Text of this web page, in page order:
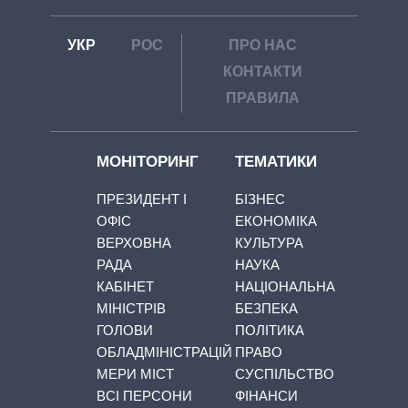
УКР РОС
ПРО НАС
КОНТАКТИ
ПРАВИЛА
МОНІТОРИНГ
ПРЕЗИДЕНТ І
ОФІС
ВЕРХОВНА
РАДА
КАБІНЕТ
МІНІСТРІВ
ГОЛОВИ
ОБЛАДМІНІСТРАЦІЙ
МЕРИ МІСТ
ВСІ ПЕРСОНИ
ТЕМАТИКИ
БІЗНЕС
ЕКОНОМІКА
КУЛЬТУРА
НАУКА
НАЦІОНАЛЬНА
БЕЗПЕКА
ПОЛІТИКА
ПРАВО
СУСПІЛЬСТВО
ФІНАНСИ